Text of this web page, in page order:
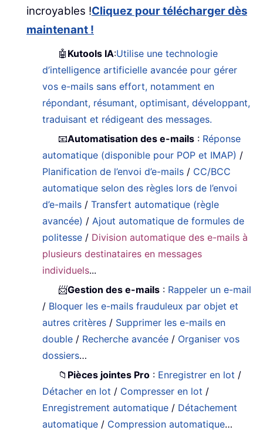
incroyables !Cliquez pour télécharger dès
maintenant !
🤖 Kutools IA:Utilise une technologie
d’intelligence artificielle avancée pour gérer
vos e-mails sans effort, notamment en
répondant, résumant, optimisant, développant,
traduisant et rédigeant des messages.
📧Automatisation des e-mails : Réponse
automatique (disponible pour POP et IMAP) /
Planification de l’envoi d’e-mails / CC/BCC
automatique selon des règles lors de l’envoi
d’e-mails /Transfert automatique (règle
avancée) /Ajout automatique de formules de
politesse / Division automatique des e-mails à
plusieurs destinataires en messages
individuels...
📨Gestion des e-mails : Rappeler un e-mail
/ Bloquer les e-mails frauduleux par objet et
autres critères / Supprimer les e-mails en
double / Recherche avancée / Organiser vos
dossiers…
📁 Pièces jointes Pro : Enregistrer en lot /
Détacher en lot / Compresser en lot /
Enregistrement automatique / Détachement
automatique / Compression automatique…